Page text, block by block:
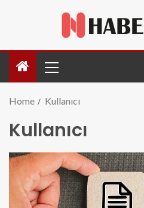
Home Kullanıcı
Kullanıcı